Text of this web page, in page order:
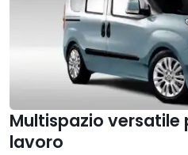
Multispazio versatile
lavoro